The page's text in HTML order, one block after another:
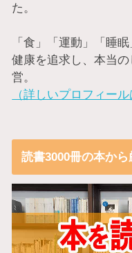
た。
「食」「運動」「睡
健康を追求し、本当
営。
（詳しいプロフィー
読書3000冊の本か